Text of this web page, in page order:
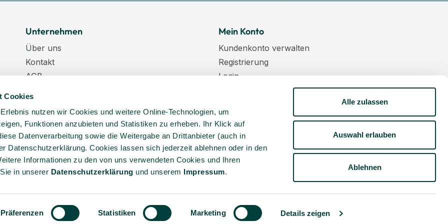
Cookies
nutzen wir Cookies und weitere Online-Technologien, um
Funktionen anzubieten und Statistiken zu erheben. Ihr Klick auf
Datenverarbeitung sowie die Weitergabe an Drittanbieter (auch in
Datenschutzerklärung. Cookies lassen sich jederzeit ablehnen oder in den
Informationen zu den von uns verwendeten Cookies und Ihren
in unserer Daten­schutz­erklärung und unserem Impressum.
Präferenzen Statistiken Marketing Details zeigen
Alle zulassen
Auswahl erlauben
Ablehnen
Unternehmen
Über uns
Kontakt
AGB
Karriere
Veranstaltungstermine
Lieferkette
Mein Konto
Kundenkonto verwalten
Registrierung
Login
Kundenkonto aktivieren
* Alle angegebenen Preise sind inkl. MwSt, zzgl. Versandkosten, sofern nicht anders angegeben.